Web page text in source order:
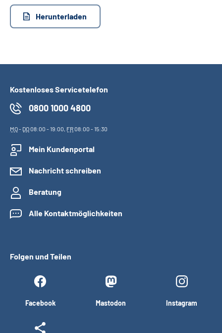
Suche
Inhalte in Gebärdensprache (DGS)
Leichte Sprache
Mein Kundenportal
Herunterladen
Kostenloses Servicetelefon
0800 1000 4800
MO- DO08:00 - 19:00, FR08:00 - 15:30
Mein Kundenportal
Nachricht schreiben
Beratung
Alle Kontaktmöglichkeiten
Folgen und Teilen
Facebook Mastodon Instagram